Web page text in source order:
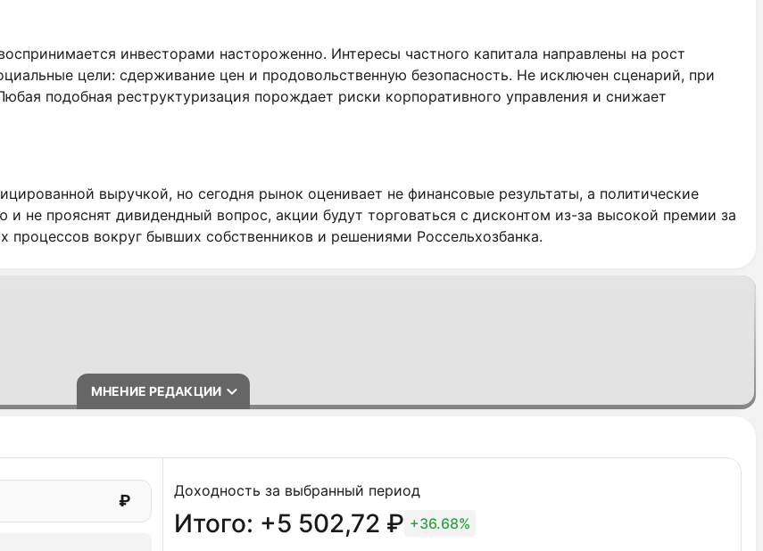
инвесторами настороженно. Интересы частного капитала направлены на рост
цели: сдерживание цен и продовольственную безопасность. Не исключен сценарий, при
подобная реструктуризация порождает риски корпоративного управления и снижает
выручкой, но сегодня рынок оценивает не финансовые результаты, а политические
не прояснят дивидендный вопрос, акции будут торговаться с дисконтом из-за высокой премии за
вокруг бывших собственников и решениями Россельхозбанка.
МНЕНИЕ РЕДАКЦИИ
портфелей из-за высоких регуляторных рисков и неопределенности. Актив может быть
только после прояснения дивидендной политики новым мажоритарием.
РЕКОМЕНДАЦИЯ: ДЕРЖАТЬ
₽
Доходность за выбранный период
Итого: +5 502,72 ₽ +36.68%